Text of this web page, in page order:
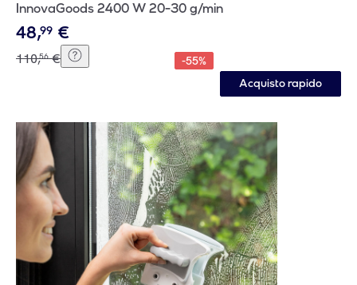
InnovaGoods 2400 W 20-30 g/min
48,99 €
110,56 € -55%
Acquisto rapido